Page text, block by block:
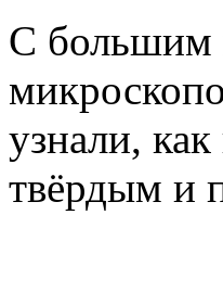
С большим
узнали,
твёрдым и